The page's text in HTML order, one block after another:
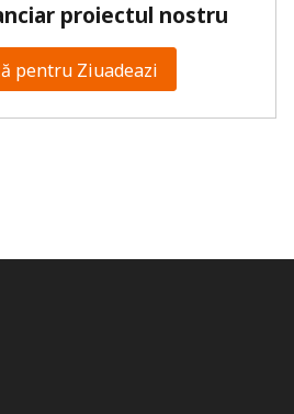
proiectul nostru
pentru Ziuadeazi